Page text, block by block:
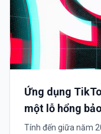
Ứng dụng
một lỗ hổng
Tính đến giữa năm